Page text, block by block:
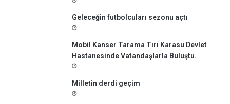
Geleceğin futbolcuları sezonu açtı
Mobil Kanser Tarama Tırı Karasu Devlet
Hastanesinde Vatandaşlarla Buluştu.
Milletin derdi geçim